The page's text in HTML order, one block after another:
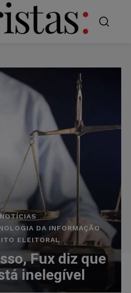
NOTÍCIAS
DA INFORMAÇÃO
ELEITORAL
Fux diz que
inelegível